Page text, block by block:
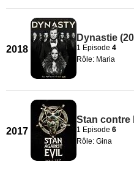
2018
Dynastie
1 Episode 4
Rôle: Maria
2017
Stan contre
1 Episode 6
Rôle: Gina